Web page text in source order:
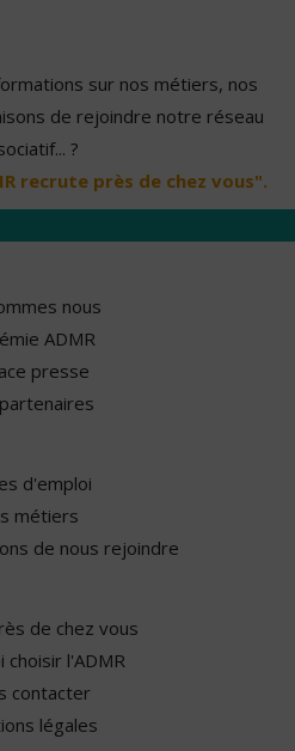
sur nos métiers, nos
de rejoindre notre réseau
?
recrute près de chez vous".
nous
ADMR
presse
d'emploi
métiers
de nous rejoindre
de chez vous
choisir l'ADMR
contacter
légales